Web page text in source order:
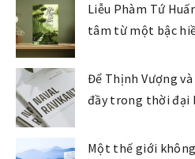
Liễu Phàm Tứ
tâm từ một bậc
Để Thịnh Vượng
đầy trong thời đại
Một thế giới